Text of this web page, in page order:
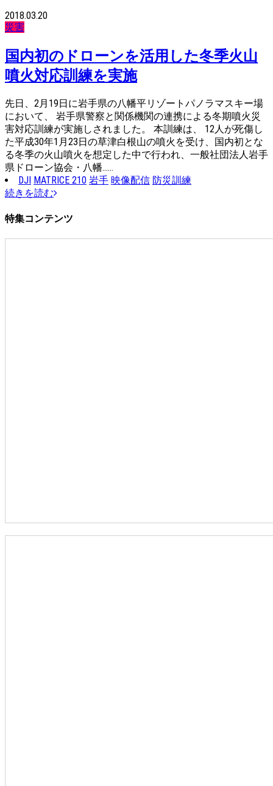
2018.03.20
災害
国内初のドローンを活用した冬季火山
噴火対応訓練を実施
先日、2月19日に岩手県の八幡平リゾートパノラマスキー場
において、 岩手県警察と関係機関の連携による冬期噴火災
害対応訓練が実施しされました。 本訓練は、 12人が死傷し
た平成30年1月23日の草津白根山の噴火を受け、国内初とな
る冬季の火山噴火を想定した中で行われ、一般社団法人岩手
県ドローン協会・八幡……
DJI MATRICE 210 岩手 映像配信 防災訓練
続きを読む
特集コンテンツ